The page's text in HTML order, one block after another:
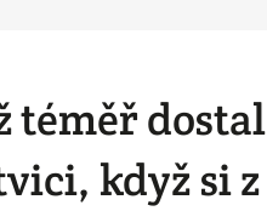
téměř dostal
když si z